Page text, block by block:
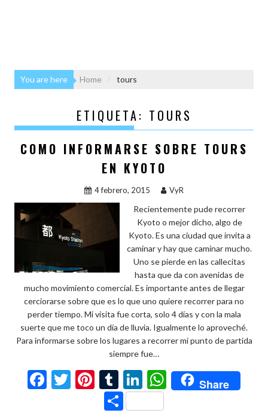
You are here Home tours
ETIQUETA: TOURS
COMO INFORMARSE SOBRE TOURS
EN KYOTO
4 febrero, 2015 VyR
Recientemente pude recorrer
Kyoto o mejor dicho, algo de
Kyoto. Es una ciudad que invita a
caminar y hay que caminar mucho.
Uno se pierde en las callecitas
hasta que da con avenidas de
mucho movimiento comercial. Es importante antes de llegar
cerciorarse sobre que es lo que uno quiere recorrer para no
perder tiempo. Mi visita fue corta, solo 4 días y con la mala
suerte que me toco un día de lluvia. Igualmente lo aproveché.
Para informarse sobre los lugares a recorrer mi punto de partida
siempre fue…
F T Pi
nt
T
u
Li
n
W
h
Share
C